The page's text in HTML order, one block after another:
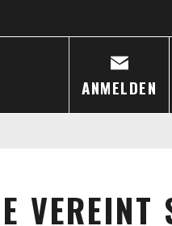
ANMELDEN
VEREINT